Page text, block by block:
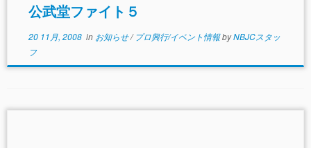
公武堂ファイト５
20 11月, 2008in お知らせ/ プロ興行/イベント情報byNBJCスタッ
フ